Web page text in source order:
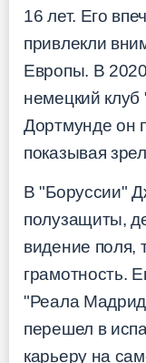
16 лет. Его
привлекли
Европы. В
немецкий
Дортмунде он
показывая
В "Боруссии"
полузащиты,
видение поля,
грамотность.
"Реала
перешел в
карьеру на